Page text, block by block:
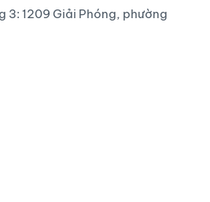
3: 1209 Giải Phóng, phường